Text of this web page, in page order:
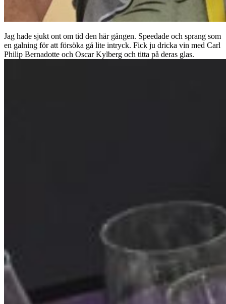
Jag hade sjukt ont om tid den här gången. Speedade och sprang som
en galning för att försöka gå lite intryck. Fick ju dricka vin med Carl
Philip Bernadotte och Oscar Kylberg och titta på deras glas.